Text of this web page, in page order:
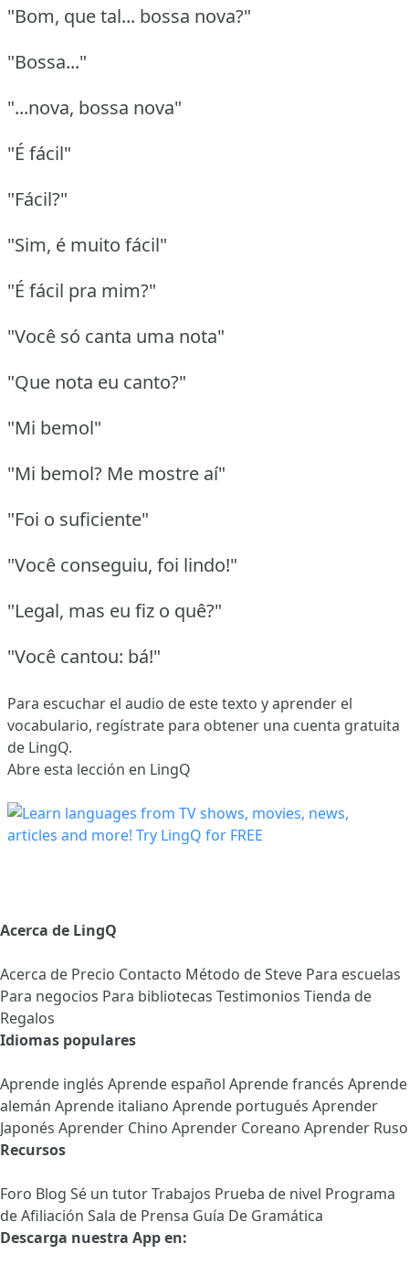
"Bom, que tal... bossa nova?"
"Bossa..."
"...nova, bossa nova"
"É fácil"
"Fácil?"
"Sim, é muito fácil"
"É fácil pra mim?"
"Você só canta uma nota"
"Que nota eu canto?"
"Mi bemol"
"Mi bemol? Me mostre aí"
"Foi o suficiente"
"Você conseguiu, foi lindo!"
"Legal, mas eu fiz o quê?"
"Você cantou: bá!"
Para escuchar el audio de este texto y aprender el
vocabulario, regístrate para obtener una cuenta gratuita
de LingQ.
Abre esta lección en LingQ
Acerca de LingQ
Acerca de Precio Contacto Método de Steve Para escuelas
Para negocios Para bibliotecas Testimonios Tienda de
Regalos
Idiomas populares
Aprende inglés Aprende español Aprende francés Aprende
alemán Aprende italiano Aprende portugués Aprender
Japonés Aprender Chino Aprender Coreano Aprender Ruso
Recursos
Foro Blog Sé un tutorTrabajos Prueba de nivel Programa
de Afiliación Sala de Prensa Guía De Gramática
Descarga nuestra App en: